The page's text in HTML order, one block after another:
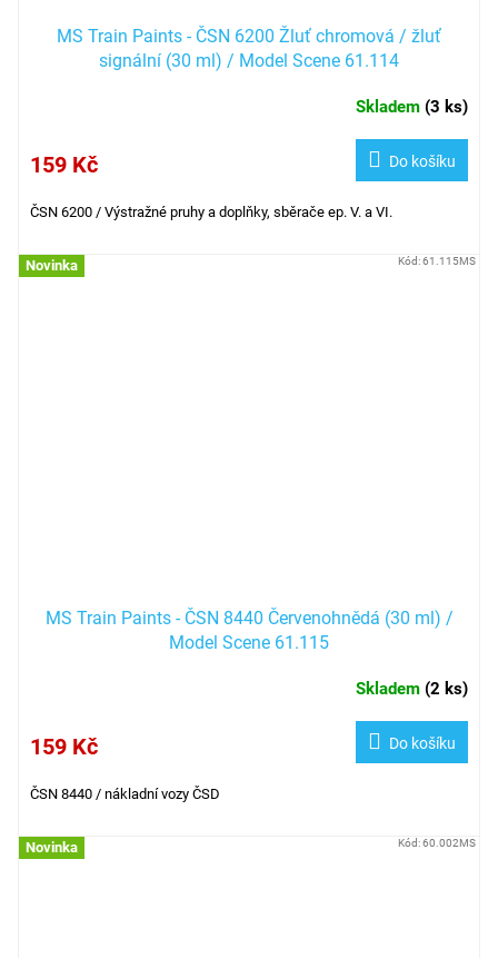
MS Train Paints - ČSN 6200 Žluť chromová / žluť
signální (30 ml) / Model Scene 61.114
Skladem (3 ks)
159 Kč Do košíku
ČSN 6200 / Výstražné pruhy a doplňky, sběrače ep. V. a VI.
Novinka
MS Train Paints - ČSN 8440 Červenohnědá (30 ml) /
Model Scene 61.115
Skladem (2 ks)
159 Kč Do košíku
ČSN 8440 / nákladní vozy ČSD
Kód:61.115MS
Novinka Kód:60.002MS